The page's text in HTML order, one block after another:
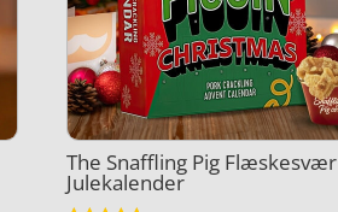
The Snaffling Pig Flæskesvær
Julekalender